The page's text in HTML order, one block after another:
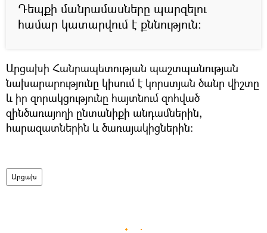
Դեպքի մանրամասները պարզելու
համար կատարվում է քննություն:
Արցախի Հանրապետության պաշտպանության
նախարարությունը կիսում է կորստյան ծանր վիշտը
և իր զորակցությունը հայտնում զոհված
զինծառայողի ընտանիքի անդամներին,
հարազատներին և ծառայակիցներին:
Արցախ